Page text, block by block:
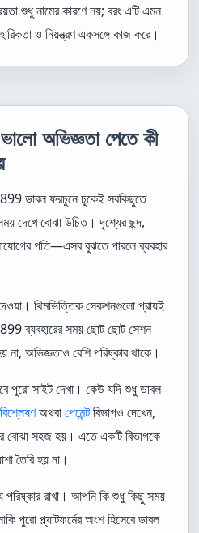
শুধু নামের কারণে নয়; বরং এটি এমন
ও নিয়ন্ত্রণ একসঙ্গে কাজ করে।
অভিজ্ঞতা পেতে কী
ডাবল ফরচুনে ঢুকেই সবকিছুতে
দেখে বোঝা উচিত। দৃশ্যের ছন্দ,
গতি—এসব বুঝতে পারলে ব্যবহার
থিমভিত্তিক সেকশনগুলো প্রায়ই
l899 ব্যবহারের সময় ছোট ছোট সেশন
অভিজ্ঞতাও বেশি পরিষ্কার থাকে।
পুরো সাইট দেখা। কেউ যদি শুধু ডাবল
বিশ্লেষণঅথবাপেমেন্টবিভাগও দেখেন,
বোঝা সহজ হয়। এতে একটি বিভাগকে
তৈরি হয় না।
রাখা। আপনি কি শুধু কিছু সময়
পুরো প্ল্যাটফর্মের অংশ হিসেবে ডাবল